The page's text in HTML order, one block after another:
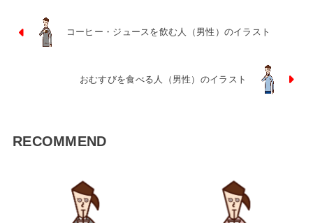
コーヒー・ジュースを飲む人（男性）のイラスト
おむすびを食べる人（男性）のイラスト
RECOMMEND